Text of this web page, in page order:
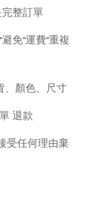
整訂單
"避免"運費"重複
、顏色、尺寸
退款
受任何理由棄